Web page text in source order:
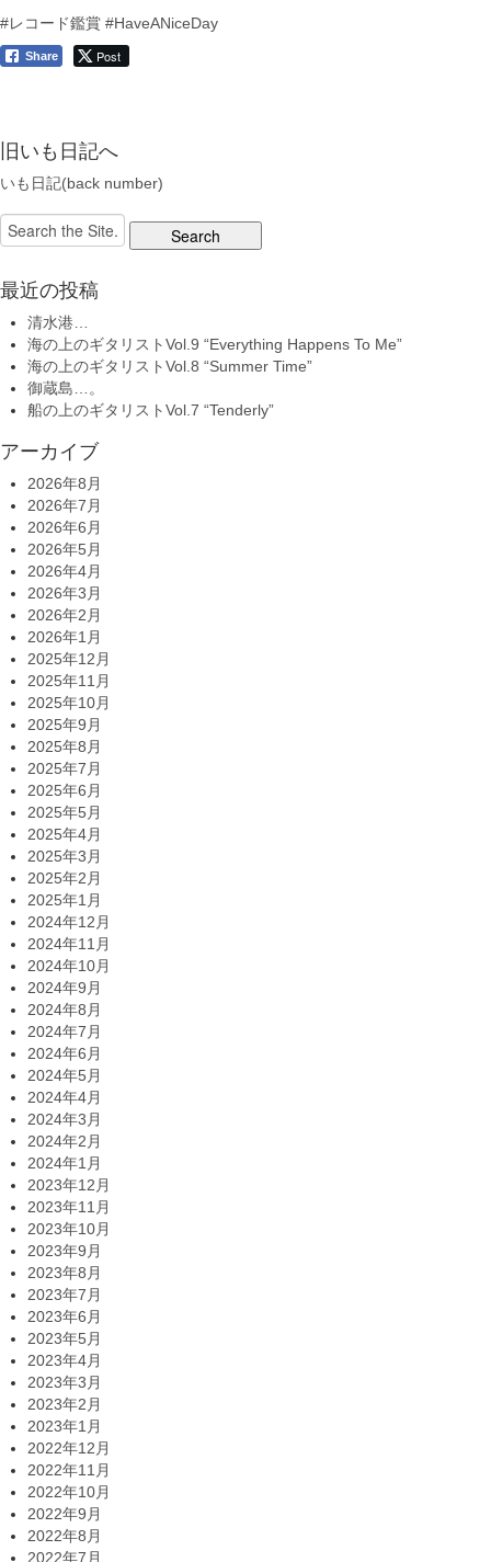
#レコード鑑賞 #HaveANiceDay
Share Post
旧いも日記へ
いも日記(back number)
Search
for:
最近の投稿
清水港…
海の上のギタリストVol.9 “Everything Happens To Me”
海の上のギタリストVol.8 “Summer Time”
御蔵島…。
船の上のギタリストVol.7 “Tenderly”
アーカイブ
2026年8月
2026年7月
2026年6月
2026年5月
2026年4月
2026年3月
2026年2月
2026年1月
2025年12月
2025年11月
2025年10月
2025年9月
2025年8月
2025年7月
2025年6月
2025年5月
2025年4月
2025年3月
2025年2月
2025年1月
2024年12月
2024年11月
2024年10月
2024年9月
2024年8月
2024年7月
2024年6月
2024年5月
2024年4月
2024年3月
2024年2月
2024年1月
2023年12月
2023年11月
2023年10月
2023年9月
2023年8月
2023年7月
2023年6月
2023年5月
2023年4月
2023年3月
2023年2月
2023年1月
2022年12月
2022年11月
2022年10月
2022年9月
2022年8月
2022年7月